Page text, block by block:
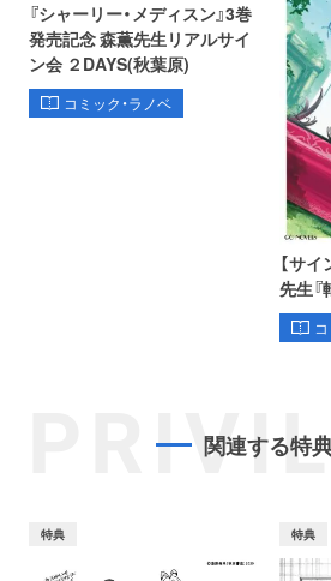
『シャーリー・メディスン』3巻
発売記念 森薫先生リアルサイ
ン会 ２DAYS(秋葉原)
コミック・ラノベ
【サ
先生『
関連する特
特典 特典